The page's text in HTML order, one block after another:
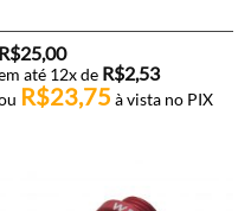
R$25,00
até 12x de R$2,53
R$23,75 à vista no PIX